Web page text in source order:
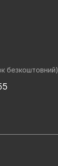
безкоштовний)